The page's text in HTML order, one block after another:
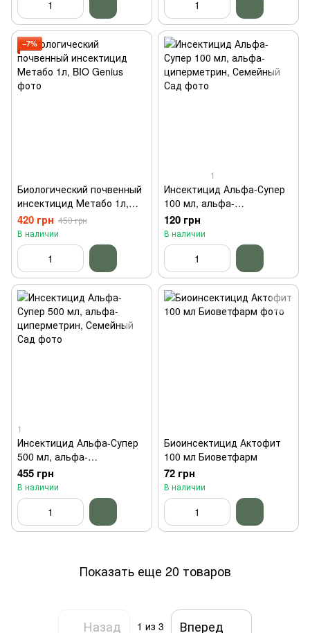
−7%
Биологический почвенный
инсектицид Метабо 1л,
BIO Genius
420 грн 450 грн
В наличии
1
Инсектицид Альфа-Супер
100 мл, альфа-
циперметрин, Семейный
Сад
120 грн
В наличии
1
Инсектицид Альфа-Супер
500 мл, альфа-
циперметрин, Семейный
Сад
455 грн
В наличии
Биоинсектицид Актофит
100 мл Биоветфарм
72 грн
В наличии
Показать еще 20 товаров
Назад 1 из 3 Вперед